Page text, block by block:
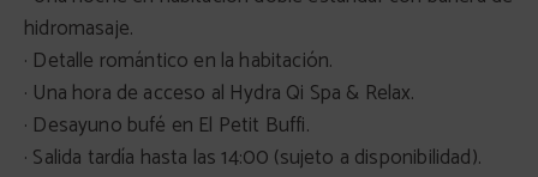
hidromasaje.
· Detalle romántico en la habitación.
· Una hora de acceso al Hydra Qi Spa & Relax.
· Desayuno bufé en El Petit Buffi.
· Salida tardía hasta las 14:00 (sujeto a disponibilidad).